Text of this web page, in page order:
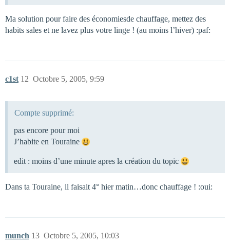
Ma solution pour faire des économiesde chauffage, mettez des
habits sales et ne lavez plus votre linge ! (au moins l’hiver) :paf:
c1st Octobre 5, 2005, 9:59
12
Compte supprimé:
pas encore pour moi
J’habite en Touraine
edit : moins d’une minute apres la création du topic
Dans ta Touraine, il faisait 4° hier matin…donc chauffage ! :oui:
munch Octobre 5, 2005, 10:03
13